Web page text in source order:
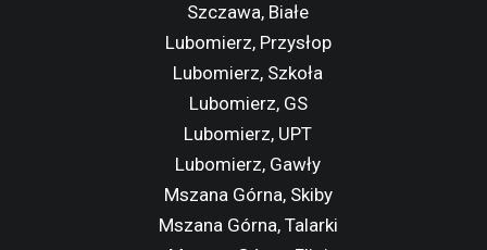
Szczawa, Białe
Lubomierz, Przysłop
Lubomierz, Szkoła
Lubomierz, GS
Lubomierz, UPT
Lubomierz, Gawły
Mszana Górna, Skiby
Mszana Górna, Talarki